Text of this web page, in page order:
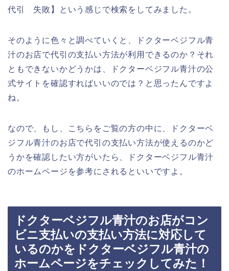
代引 失敗】という感じで検索をしてみました。
そのように色々と調べていくと、ドクターベジフル青
汁のお店で代引の支払い方法が利用できるのか？それ
ともできないかどうかは、ドクターベジフル青汁の公
式サイトを確認すればいいのでは？と思ったんですよ
ね。
なので、もし、こちらをご覧の方の中に、ドクターベ
ジフル青汁のお店で代引の支払い方法が使えるのかど
うかを確認したい方がいたら、ドクターベジフル青汁
のホームページを参考にされるといいですよ。
ドクターベジフル青汁のお店がコン
ビニ支払いの支払い方法に対応して
いるのかをドクターベジフル青汁の
ホームページをチェックしてみた！